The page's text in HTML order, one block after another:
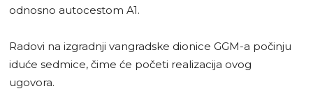
odnosno autocestom A1.
Radovi na izgradnji vangradske dionice GGM-a počinju
iduće sedmice, čime će početi realizacija ovog
ugovora.